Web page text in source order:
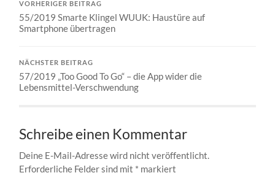
VORHERIGER BEITRAG
55/2019 Smarte Klingel WUUK: Haustüre auf
Smartphone übertragen
NÄCHSTER BEITRAG
57/2019 „Too Good To Go“ – die App wider die
Lebensmittel-Verschwendung
Schreibe einen Kommentar
Deine E-Mail-Adresse wird nicht veröffentlicht.
Erforderliche Felder sind mit * markiert